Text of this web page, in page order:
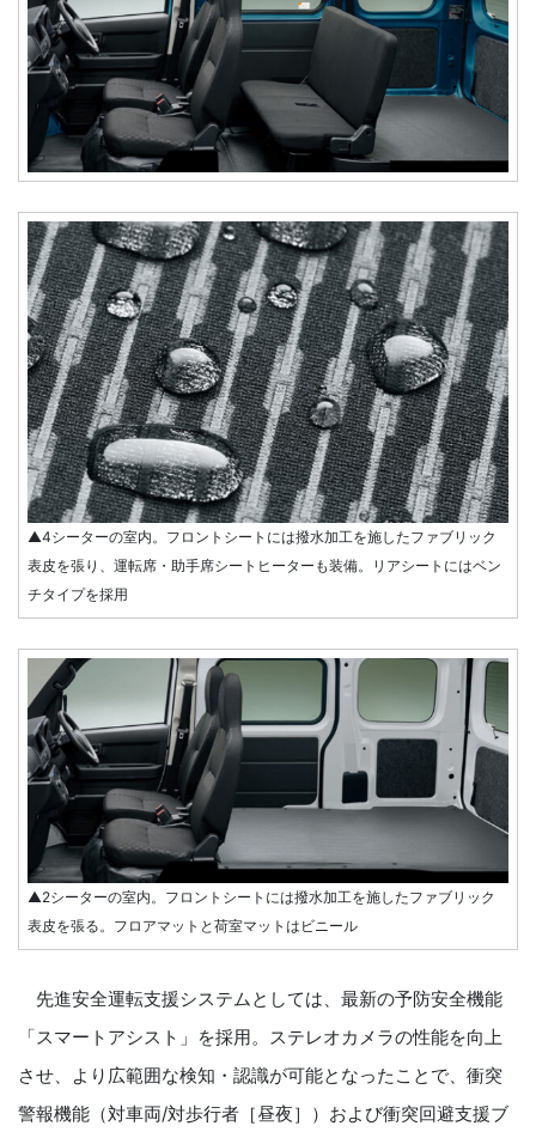
▲4シーターの室内。フロントシートには撥水加工を施したファブリック
表皮を張り、運転席・助手席シートヒーターも装備。リアシートにはベン
チタイプを採用
▲2シーターの室内。フロントシートには撥水加工を施したファブリック
表皮を張る。フロアマットと荷室マットはビニール
先進安全運転支援システムとしては、最新の予防安全機能
「スマートアシスト」を採用。ステレオカメラの性能を向上
させ、より広範囲な検知・認識が可能となったことで、衝突
警報機能（対車両/対歩行者［昼夜］）および衝突回避支援ブ